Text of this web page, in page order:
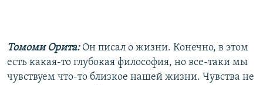
Томоми Орита: Он писал о жизни. Конечно, в этом
есть какая-то глубокая философия, но все-таки мы
чувствуем что-то близкое нашей жизни. Чувства не